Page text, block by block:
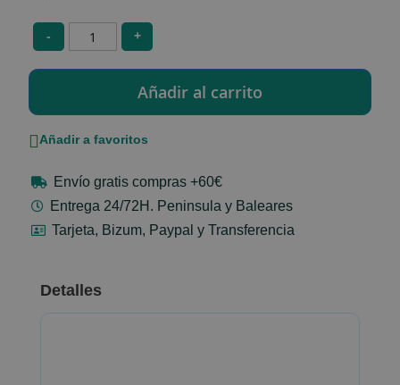
- +
Añadir a favoritos
Envío gratis compras +60€
Entrega 24/72H. Peninsula y Baleares
Tarjeta, Bizum, Paypal y Transferencia
Detalles